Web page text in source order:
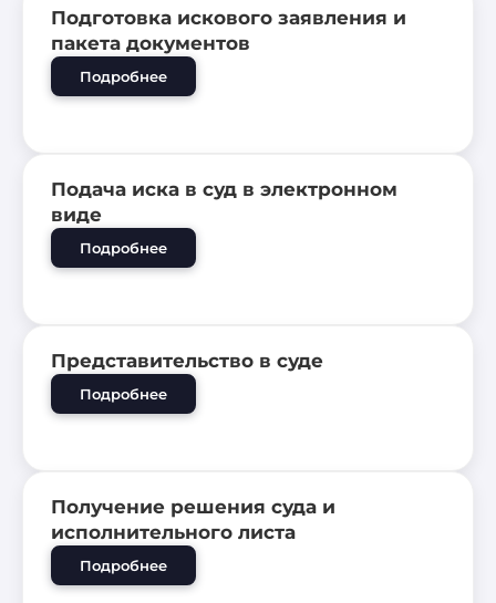
Подготовка искового заявления и
пакета документов
Подробнее
Подача иска в суд в электронном
виде
Подробнее
Представительство в суде
Подробнее
Получение решения суда и
исполнительного листа
Подробнее